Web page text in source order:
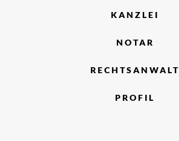
KANZLEI
NOTAR
RECHTSANWALT
PROFIL